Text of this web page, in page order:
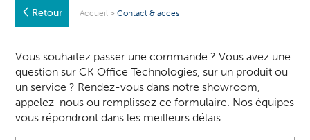
Retour Accueil >Contact & accès
Vous souhaitez passer une commande ? Vous avez une
question sur CK Office Technologies, sur un produit ou
un service ? Rendez-vous dans notre showroom,
appelez-nous ou remplissez ce formulaire. Nos équipes
vous répondront dans les meilleurs délais.